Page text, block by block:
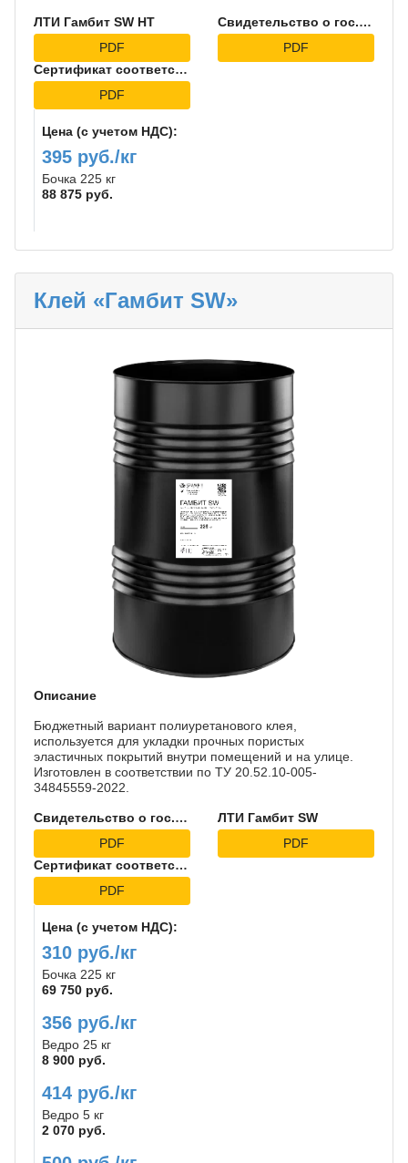
ЛТИ Гамбит SW НТ
PDF
Свидетельство о гос.регистрации на Гамбит SW НТ
PDF
Сертификат соответствия
PDF
Цена (с учетом НДС):
395 руб./кг
Бочка 225 кг
88 875 руб.
Клей «Гамбит SW»
Описание
Бюджетный вариант полиуретанового клея,
используется для укладки прочных пористых
эластичных покрытий внутри помещений и на улице.
Изготовлен в соответствии по ТУ 20.52.10-005-
34845559-2022.
Свидетельство о гос.регистрации на Гамбит SW
PDF
ЛТИ Гамбит SW
PDF
Сертификат соответствия
PDF
Цена (с учетом НДС):
310 руб./кг
Бочка 225 кг
69 750 руб.
356 руб./кг
Ведро 25 кг
8 900 руб.
414 руб./кг
Ведро 5 кг
2 070 руб.